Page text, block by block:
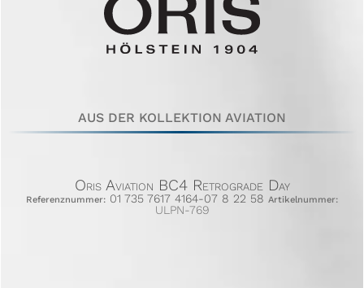
AUS DER KOLLEKTION AVIATION
Oris Aviation BC4 Retrograde Day
Referenznummer: 01 735 7617 4164-07 8 22 58 Artikelnummer:
ULPN-769